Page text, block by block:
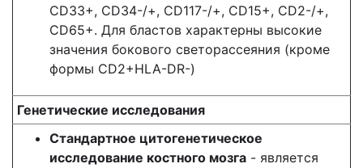
CD33+, CD34-/+, CD117-/+, CD15+, CD2-/+,
СD65+. Для бластов характерны высокие
значения бокового светорассеяния (кроме
формы CD2+HLA-DR-)
Генетические исследования
Стандартное цитогенетическое
исследование костного мозга - является